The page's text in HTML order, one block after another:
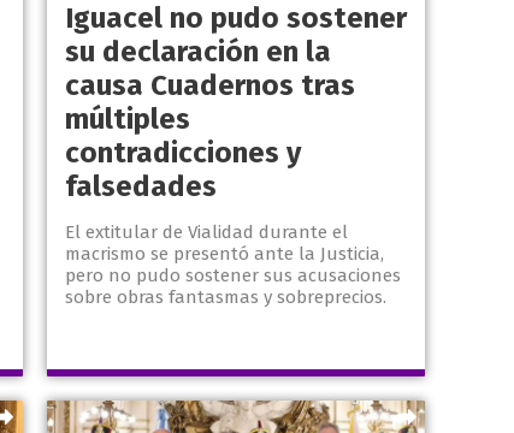
Iguacel no pudo sostener
su declaración en la
causa Cuadernos tras
múltiples
contradicciones y
falsedades
El extitular de Vialidad durante el
macrismo se presentó ante la Justicia,
pero no pudo sostener sus acusaciones
sobre obras fantasmas y sobreprecios.